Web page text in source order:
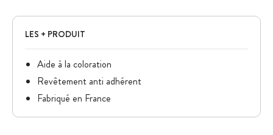
LES + PRODUIT
Aide à la coloration
Revêtement anti adhérent
Fabriqué en France